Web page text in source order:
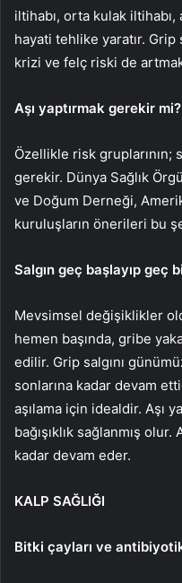
iltihabı, orta kulak
hayati tehlike yaratır.
krizi ve felç riski de
Aşı yaptırmak gerekir mi?
Özellikle risk gruplarının;
gerekir. Dünya Sağlık
ve Doğum Derneği,
kuruluşların önerileri bu
Salgın geç başlayıp geç
Mevsimsel değişiklikler
hemen başında, gribe
edilir. Grip salgını
sonlarına kadar devam
aşılama için idealdir. Aşı
bağışıklık sağlanmış
kadar devam eder.
KALP SAĞLIĞI
Bitki çayları ve